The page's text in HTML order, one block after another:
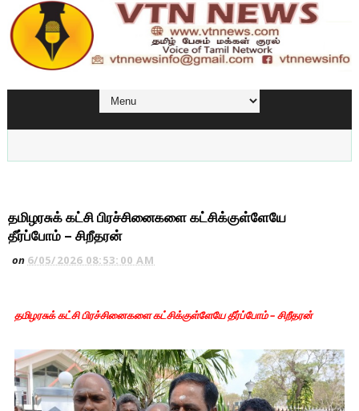
தமிழரசுக் கட்சி பிரச்சினைகளை கட்சிக்குள்ளேயே
தீர்ப்போம் – சிறீதரன்
on 6/05/2026 08:53:00 AM
தமிழரசுக் கட்சி பிரச்சினைகளை கட்சிக்குள்ளேயே தீர்ப்போம் – சிறீதரன்